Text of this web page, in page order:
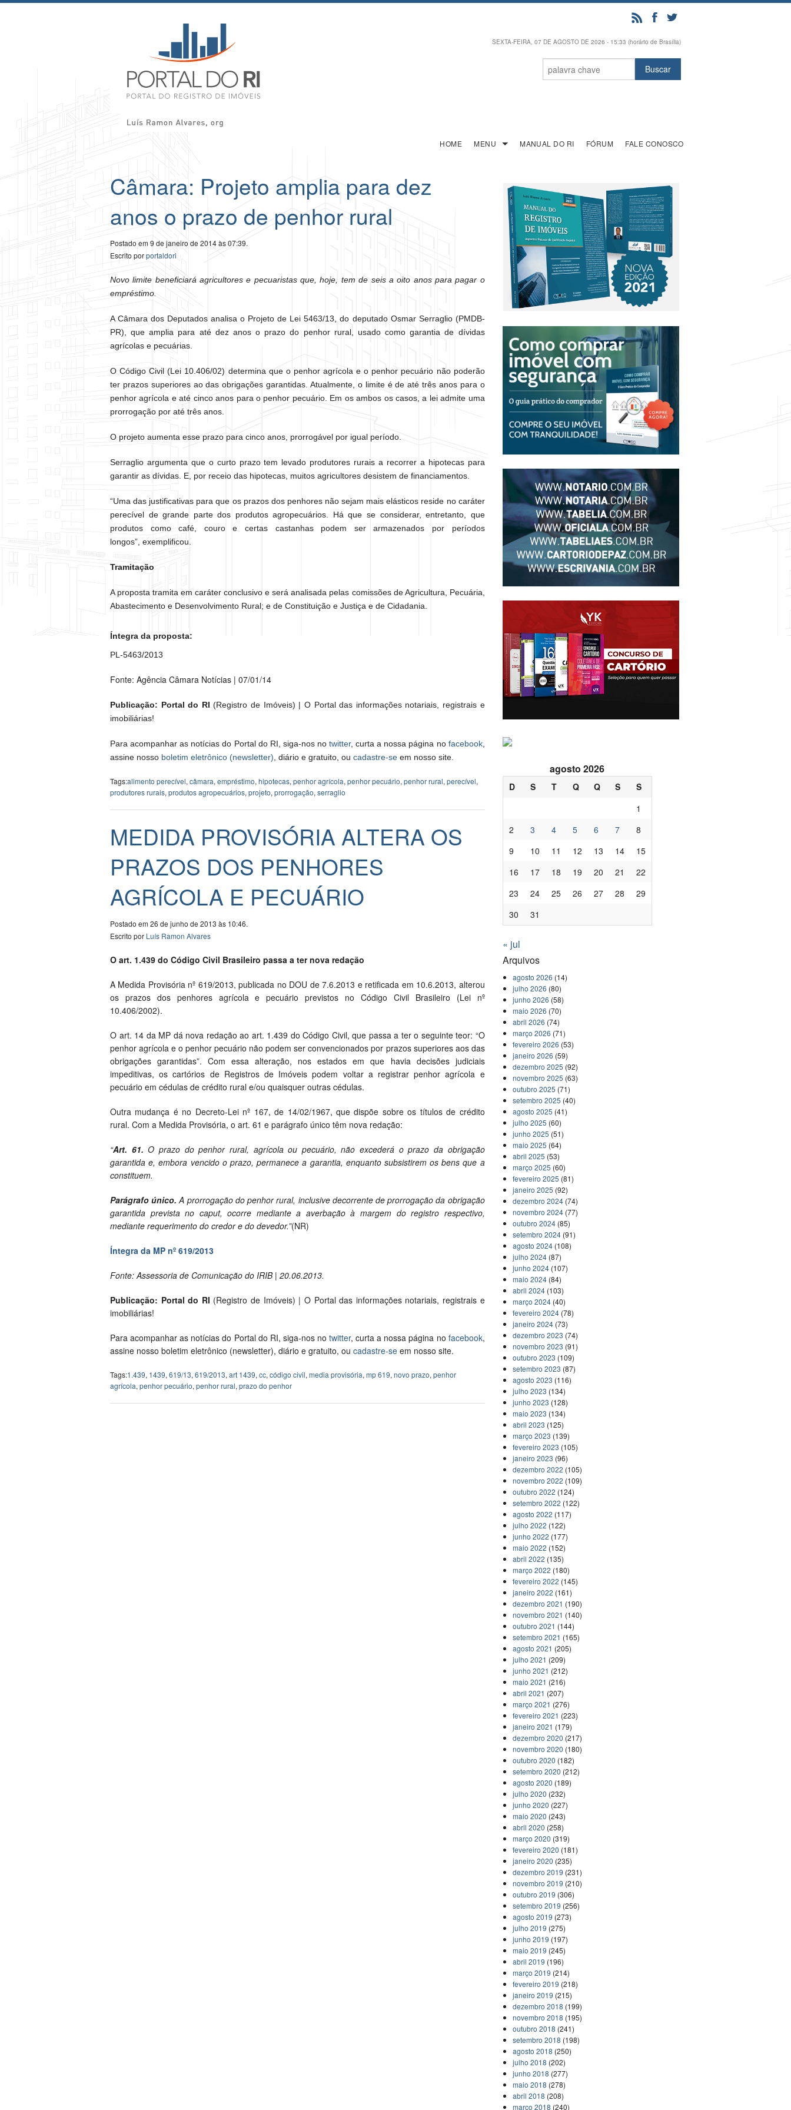
SEXTA-FEIRA, 07 DE AGOSTO DE 2026 - 15:33 (horário de Brasília)
HOME MENU MANUAL DO RI FÓRUM FALE CONOSCO
Câmara: Projeto amplia para dez
anos o prazo de penhor rural
Postado em 9 de janeiro de 2014 às 07:39.
Escrito porportaldori
Novo limite beneficiará agricultores e pecuaristas que, hoje, tem de seis a oito anos para pagar o
empréstimo.
A Câmara dos Deputados analisa o Projeto de Lei 5463/13, do deputado Osmar Serraglio (PMDB-
PR), que amplia para até dez anos o prazo do penhor rural, usado como garantia de dívidas
agrícolas e pecuárias.
O Código Civil (Lei 10.406/02) determina que o penhor agrícola e o penhor pecuário não poderão
ter prazos superiores ao das obrigações garantidas. Atualmente, o limite é de até três anos para o
penhor agrícola e até cinco anos para o penhor pecuário. Em os ambos os casos, a lei admite uma
prorrogação por até três anos.
O projeto aumenta esse prazo para cinco anos, prorrogável por igual período.
Serraglio argumenta que o curto prazo tem levado produtores rurais a recorrer a hipotecas para
garantir as dívidas. E, por receio das hipotecas, muitos agricultores desistem de financiamentos.
“Uma das justificativas para que os prazos dos penhores não sejam mais elásticos reside no caráter
perecível de grande parte dos produtos agropecuários. Há que se considerar, entretanto, que
produtos como café, couro e certas castanhas podem ser armazenados por períodos
longos”, exemplificou.
Tramitação
A proposta tramita em caráter conclusivo e será analisada pelas comissões de Agricultura, Pecuária,
Abastecimento e Desenvolvimento Rural; e de Constituição e Justiça e de Cidadania.
Íntegra da proposta:
PL-5463/2013
Fonte: Agência Câmara Notícias | 07/01/14
Publicação: Portal do RI (Registro de Imóveis) | O Portal das informações notariais, registrais e
imobiliárias!
Para acompanhar as notícias do Portal do RI, siga-nos notwitter, curta a nossa página no facebook,
assine nosso boletim eletrônico (newsletter) , diário e gratuito, ou cadastre-se em nosso site.
Tags:alimento perecível, câmara, empréstimo, hipotecas, penhor agrícola, penhor pecuário, penhor rural, perecível,
produtores rurais, produtos agropecuários, projeto, prorrogação, serraglio
MEDIDA PROVISÓRIA ALTERA OS
PRAZOS DOS PENHORES
AGRÍCOLA E PECUÁRIO
Postado em 26 de junho de 2013 às 10:46.
Escrito por Luís Ramon Alvares
O art. 1.439 do Código Civil Brasileiro passa a ter nova redação
A Medida Provisória nº 619/2013, publicada no DOU de 7.6.2013 e retificada em 10.6.2013, alterou
os prazos dos penhores agrícola e pecuário previstos no Código Civil Brasileiro (Lei nº
10.406/2002).
O art. 14 da MP dá nova redação ao art. 1.439 do Código Civil, que passa a ter o seguinte teor: “O
penhor agrícola e o penhor pecuário não podem ser convencionados por prazos superiores aos das
obrigações garantidas”. Com essa alteração, nos estados em que havia decisões judiciais
impeditivas, os cartórios de Registros de Imóveis podem voltar a registrar penhor agrícola e
pecuário em cédulas de crédito rural e/ou quaisquer outras cédulas.
Outra mudança é no Decreto-Lei nº 167, de 14/02/1967, que dispõe sobre os títulos de crédito
rural. Com a Medida Provisória, o art. 61 e parágrafo único têm nova redação:
“Art. 61. O prazo do penhor rural, agrícola ou pecuário, não excederá o prazo da obrigação
garantida e, embora vencido o prazo, permanece a garantia, enquanto subsistirem os bens que a
constituem.
Parágrafo único. A prorrogação do penhor rural, inclusive decorrente de prorrogação da obrigação
garantida prevista no caput, ocorre mediante a averbação à margem do registro respectivo,
mediante requerimento do credor e do devedor.”(NR)
Íntegra da MP nº 619/2013
Fonte: Assessoria de Comunicação do IRIB | 20.06.2013.
Publicação: Portal do RI (Registro de Imóveis) | O Portal das informações notariais, registrais e
imobiliárias!
Para acompanhar as notícias do Portal do RI, siga-nos notwitter, curta a nossa página no facebook,
assine nosso boletim eletrônico (newsletter), diário e gratuito, ou cadastre-se em nosso site.
Tags:1.439, 1439, 619/13, 619/2013, art 1439, cc, código civil, media provisória, mp 619, novo prazo, penhor
agrícola, penhor pecuário, penhor rural, prazo do penhor
agosto 2026
D S T Q Q S
S
1
2
3 4 5 6 7
8
9
10 11 12 13 14
15
16
17 18 19 20 21
22
23
24 25 26 27 28
29
30
31
« jul
Arquivos
agosto 2026 (14)
julho 2026 (80)
junho 2026 (58)
maio 2026 (70)
abril 2026 (74)
março 2026 (71)
fevereiro 2026 (53)
janeiro 2026 (59)
dezembro 2025 (92)
novembro 2025 (63)
outubro 2025 (71)
setembro 2025 (40)
agosto 2025 (41)
julho 2025 (60)
junho 2025 (51)
maio 2025 (64)
abril 2025 (53)
março 2025 (60)
fevereiro 2025 (81)
janeiro 2025 (92)
dezembro 2024 (74)
novembro 2024 (77)
outubro 2024 (85)
setembro 2024 (91)
agosto 2024 (108)
julho 2024 (87)
junho 2024 (107)
maio 2024 (84)
abril 2024 (103)
março 2024 (40)
fevereiro 2024 (78)
janeiro 2024 (73)
dezembro 2023 (74)
novembro 2023 (91)
outubro 2023 (109)
setembro 2023 (87)
agosto 2023 (116)
julho 2023 (134)
junho 2023 (128)
maio 2023 (134)
abril 2023 (125)
março 2023 (139)
fevereiro 2023 (105)
janeiro 2023 (96)
dezembro 2022 (105)
novembro 2022 (109)
outubro 2022 (124)
setembro 2022 (122)
agosto 2022 (117)
julho 2022 (122)
junho 2022 (177)
maio 2022 (152)
abril 2022 (135)
março 2022 (180)
fevereiro 2022 (145)
janeiro 2022 (161)
dezembro 2021 (190)
novembro 2021 (140)
outubro 2021 (144)
setembro 2021 (165)
agosto 2021 (205)
julho 2021 (209)
junho 2021 (212)
maio 2021 (216)
abril 2021 (207)
março 2021 (276)
fevereiro 2021 (223)
janeiro 2021 (179)
dezembro 2020 (217)
novembro 2020 (180)
outubro 2020 (182)
setembro 2020 (212)
agosto 2020 (189)
julho 2020 (232)
junho 2020 (227)
maio 2020 (243)
abril 2020 (258)
março 2020 (319)
fevereiro 2020 (181)
janeiro 2020 (235)
dezembro 2019 (231)
novembro 2019 (210)
outubro 2019 (306)
setembro 2019 (256)
agosto 2019 (273)
julho 2019 (275)
junho 2019 (197)
maio 2019 (245)
abril 2019 (196)
março 2019 (214)
fevereiro 2019 (218)
janeiro 2019 (215)
dezembro 2018 (199)
novembro 2018 (195)
outubro 2018 (241)
setembro 2018 (198)
agosto 2018 (250)
julho 2018 (202)
junho 2018 (277)
maio 2018 (278)
abril 2018 (208)
março 2018 (240)